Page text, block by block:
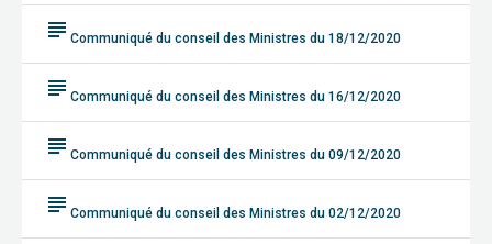
subject Communiqué du conseil des Ministres du 18/12/2020
subject Communiqué du conseil des Ministres du 16/12/2020
subject Communiqué du conseil des Ministres du 09/12/2020
subject Communiqué du conseil des Ministres du 02/12/2020